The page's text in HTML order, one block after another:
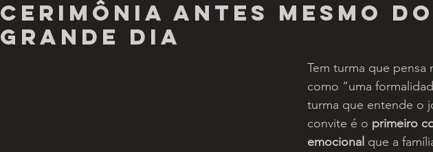
cerimônia antes mesmo do
grande dia
Tem turma que pensa
como “uma
turma que entende o
convite é o primeiro
emocional que a